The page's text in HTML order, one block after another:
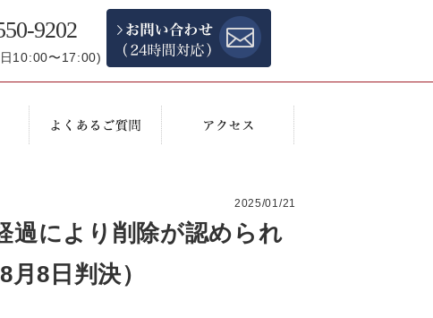
9202
10:00〜17:00)
2025/01/21
過により削除が認められ
8日判決）